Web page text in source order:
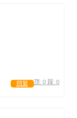
顶: 0 踩: 0
回复